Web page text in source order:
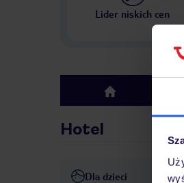
Lider niskich cen
top
Hotel
Dla dzieci